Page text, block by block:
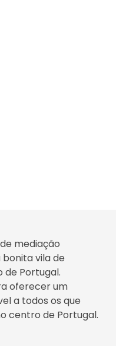
mediação
vila de
de Portugal.
oferecer um
a todos os que
centro de Portugal.